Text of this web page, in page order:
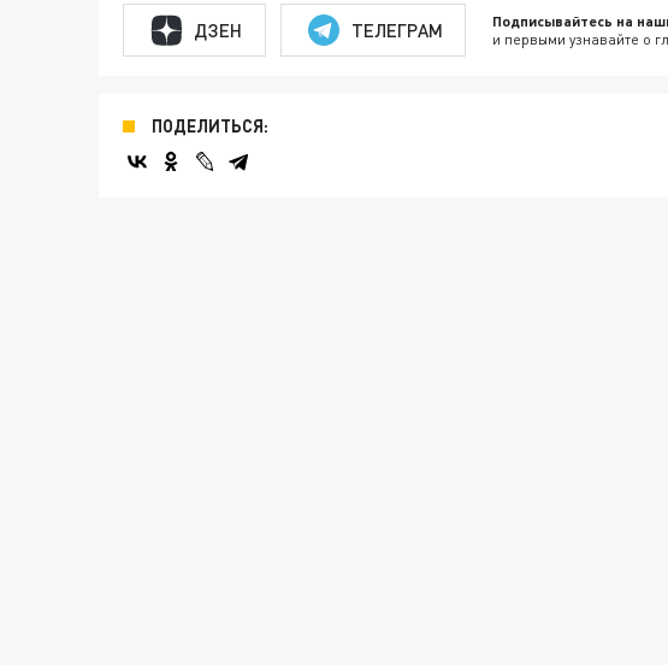
ДЗЕН ТЕЛЕГРАМ Подписывайтесь на
и первыми узнавайте о
ПОДЕЛИТЬСЯ: